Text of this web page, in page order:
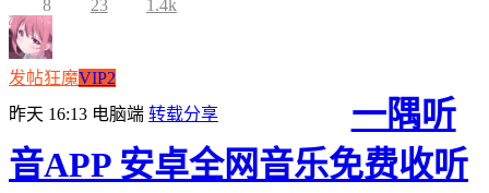
8
23 1.4k
发帖狂魔VIP2
昨天 16:13 电脑端 转载分享
一隅听
音APP 安卓全网音乐免费收听